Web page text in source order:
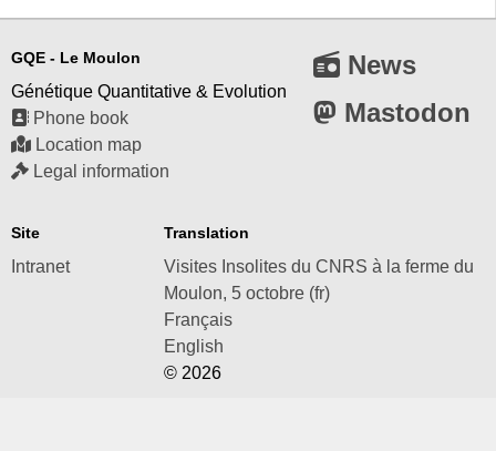
GQE - Le Moulon
Génétique Quantitative & Evolution
Phone book
Location map
Legal information
News
Mastodon
Site
Intranet
Translation
Visites Insolites du CNRS à la ferme du
Moulon, 5 octobre (fr)
Français
English
© 2026